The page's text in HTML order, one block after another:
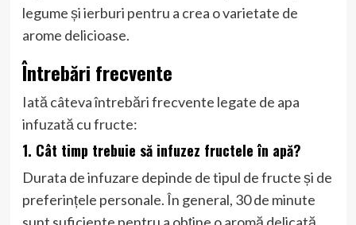
legume și ierburi pentru a crea o varietate de
arome delicioase.
Întrebări frecvente
Iată câteva întrebări frecvente legate de apa
infuzată cu fructe:
1. Cât timp trebuie să infuzez fructele în apă?
Durata de infuzare depinde de tipul de fructe și de
preferințele personale. În general, 30 de minute